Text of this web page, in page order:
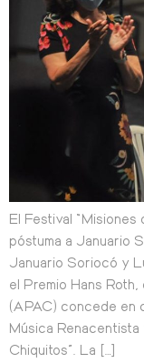
El Festival “Misiones
póstuma a Januario
Januario Soriocó y
el Premio Hans
(APAC) concede en
Música
Chiquitos”. La […]